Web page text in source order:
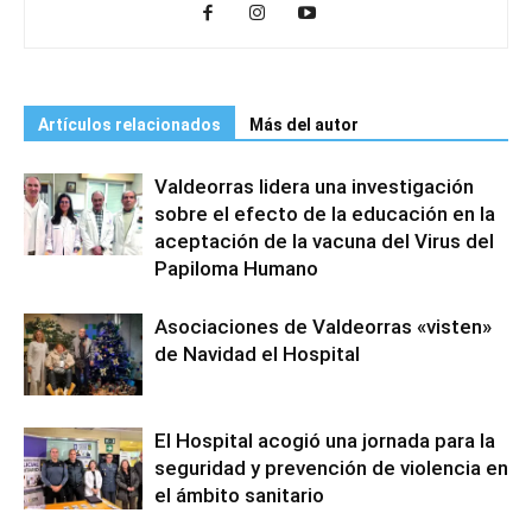
Artículos relacionados Más del autor
Valdeorras lidera una investigación
sobre el efecto de la educación en la
aceptación de la vacuna del Virus del
Papiloma Humano
Asociaciones de Valdeorras «visten»
de Navidad el Hospital
El Hospital acogió una jornada para la
seguridad y prevención de violencia en
el ámbito sanitario